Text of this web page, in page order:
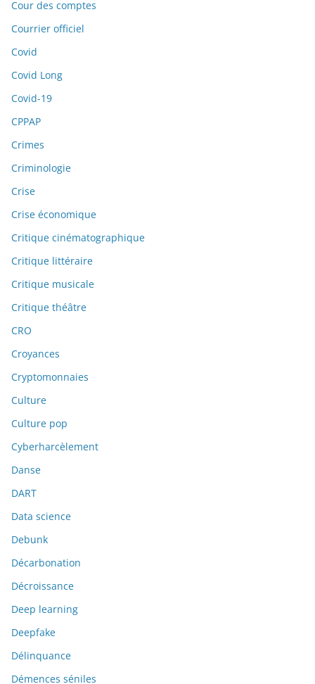
Cour des comptes
Courrier officiel
Covid
Covid Long
Covid-19
CPPAP
Crimes
Criminologie
Crise
Crise économique
Critique cinématographique
Critique littéraire
Critique musicale
Critique théâtre
CRO
Croyances
Cryptomonnaies
Culture
Culture pop
Cyberharcèlement
Danse
DART
Data science
Debunk
Décarbonation
Décroissance
Deep learning
Deepfake
Délinquance
Démences séniles